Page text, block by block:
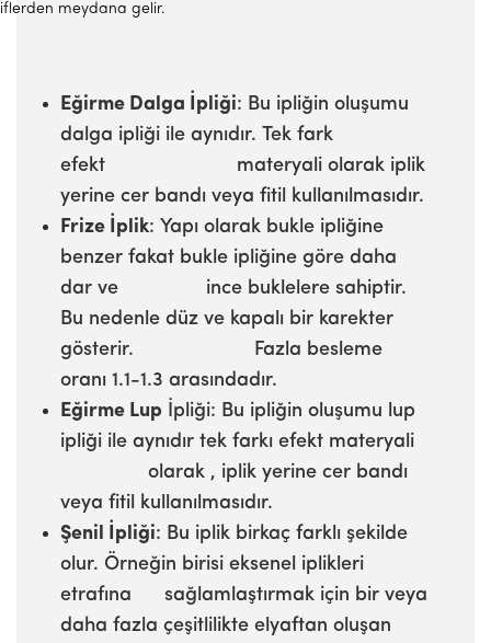
meydana gelir.
Eğirme Dalga İpliği: Bu ipliğin oluşumu
dalga ipliği ile aynıdır. Tek fark
efekt materyali olarak iplik
yerine cer bandı veya fitil kullanılmasıdır.
Frize İplik: Yapı olarak bukle ipliğine
benzer fakat bukle ipliğine göre daha
dar ve ince buklelere sahiptir.
Bu nedenle düz ve kapalı bir karekter
gösterir. Fazla besleme
oranı 1.1-1.3 arasındadır.
Eğirme Lup İpliği: Bu ipliğin oluşumu lup
ipliği ile aynıdır tek farkı efekt materyali
olarak , iplik yerine cer bandı
veya fitil kullanılmasıdır.
Şenil İpliği: Bu iplik birkaç farklı şekilde
olur. Örneğin birisi eksenel iplikleri
etrafına sağlamlaştırmak için bir veya
daha fazla çeşitlilikte elyaftan oluşan